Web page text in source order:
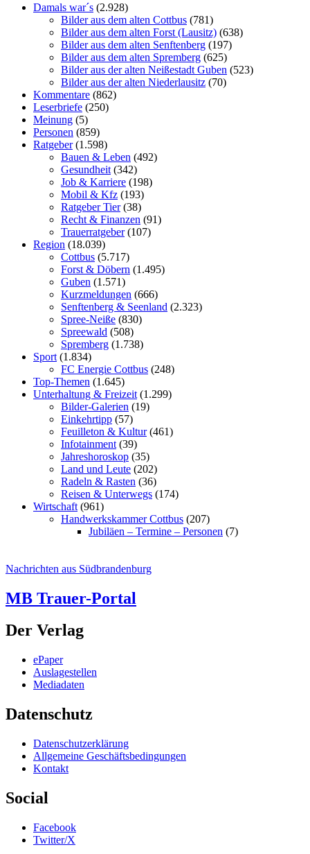
Damals war´s (2.928)
Bilder aus dem alten Cottbus (781)
Bilder aus dem alten Forst (Lausitz) (638)
Bilder aus dem alten Senftenberg (197)
Bilder aus dem alten Spremberg (625)
Bilder aus der alten Neißestadt Guben (523)
Bilder aus der alten Niederlausitz (70)
Kommentare (862)
Leserbriefe (250)
Meinung (5)
Personen (859)
Ratgeber(1.598)
Bauen & Leben (492)
Gesundheit (342)
Job & Karriere (198)
Mobil & Kfz (193)
Ratgeber Tier(38)
Recht & Finanzen (91)
Trauerratgeber(107)
Region (18.039)
Cottbus (5.717)
Forst & Döbern (1.495)
Guben (1.571)
Kurzmeldungen (666)
Senftenberg & Seenland (2.323)
Spree-Neiße (830)
Spreewald (508)
Spremberg (1.738)
Sport (1.834)
FC Energie Cottbus (248)
Top-Themen (1.645)
Unterhaltung & Freizeit (1.299)
Bilder-Galerien (19)
Einkehrtipp (57)
Feuilleton & Kultur(461)
Infotainment (39)
Jahreshoroskop (35)
Land und Leute (202)
Radeln & Rasten (36)
Reisen & Unterwegs (174)
Wirtschaft (961)
Handwerkskammer Cottbus (207)
Jubiläen – Termine – Personen (7)
Nachrichten aus Südbrandenburg
MB Trauer-Portal
Der Verlag
ePaper
Auslagestellen
Mediadaten
Datenschutz
Datenschutzerklärung
Allgemeine Geschäftsbedingungen
Kontakt
Social
Facebook
Twitter/X